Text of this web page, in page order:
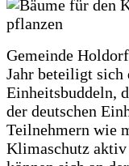
Gemeinde
Jahr beteiligt sich
Einheitsbuddeln,
der deutschen
Teilnehmern wie
Klimaschutz aktiv